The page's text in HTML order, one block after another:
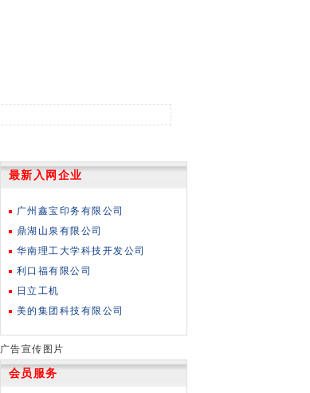
最新入网企业
广州鑫宝印务有限公司
鼎湖山泉有限公司
华南理工大学科技开发公司
利口福有限公司
日立工机
美的集团科技有限公司
广告宣传图片
会员服务